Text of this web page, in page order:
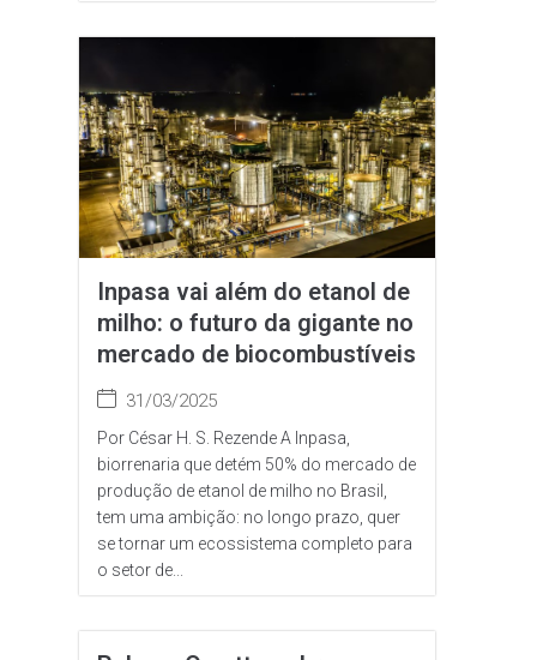
Inpasa vai além do etanol de
milho: o futuro da gigante no
mercado de biocombustíveis
31/03/2025
Por César H. S. Rezende A Inpasa,
biorrenaria que detém 50% do mercado de
produção de etanol de milho no Brasil,
tem uma ambição: no longo prazo, quer
se tornar um ecossistema completo para
o setor de...